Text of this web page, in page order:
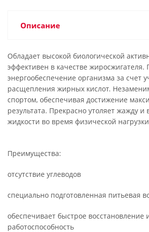
Описание
Обладает высокой биологической
эффективен в качестве
энергообеспечение организма за счет
расщепления жирных кислот.
спортом, обеспечивая достижение
результата. Прекрасно утоляет жажду
жидкости во время физической
Преимущества:
отсутствие углеводов
специально подготовленная питьевая
обеспечивает быстрое восстановление
работоспособность